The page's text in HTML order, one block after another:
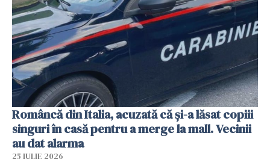
Româncă din Italia, acuzată că și-a lăsat copiii
singuri în casă pentru a merge la mall. Vecinii
au dat alarma
25 IULIE 2026